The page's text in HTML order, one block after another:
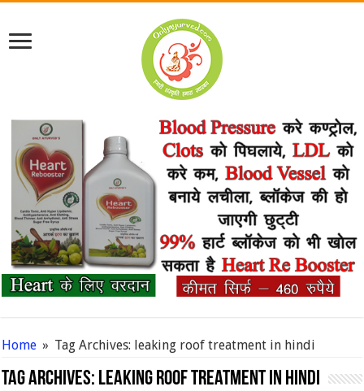
Home » Tag Archives: leaking roof treatment in hindi
Tag Archives: leaking roof treatment in hindi